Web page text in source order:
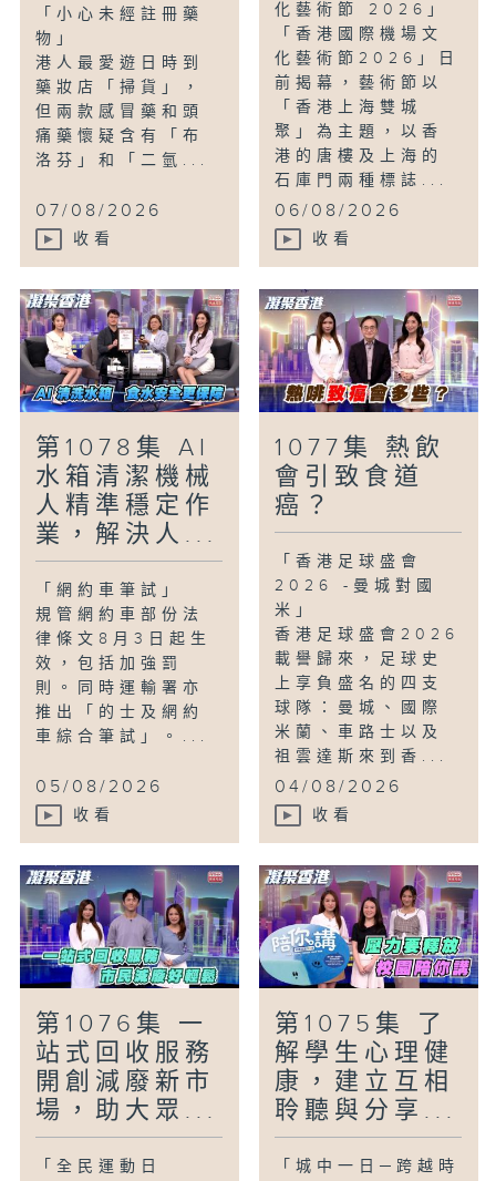
「小心未經註冊藥
物」
港人最愛遊日時到
藥妝店「掃貨」，
但兩款感冒藥和頭
痛藥懷疑含有「布
洛芬」和「二氫...
07/08/2026
收看
化藝術節 2026」
「香港國際機場文
化藝術節2026」日
前揭幕，藝術節以
「香港上海雙城
聚」為主題，以香
港的唐樓及上海的
石庫門兩種標誌...
06/08/2026
收看
第1078集 AI
水箱清潔機械
人精準穩定作
業，解決人...
「網約車筆試」
規管網約車部份法
律條文8月3日起生
效，包括加強罰
則。同時運輸署亦
推出「的士及網約
車綜合筆試」。...
05/08/2026
收看
1077集 熱飲
會引致食道
癌？
「香港足球盛會
2026 -曼城對國
米」
香港足球盛會2026
載譽歸來，足球史
上享負盛名的四支
球隊：曼城、國際
米蘭、車路士以及
祖雲達斯來到香...
04/08/2026
收看
第1076集 一
站式回收服務
開創減廢新市
場，助大眾...
「全民運動日
第1075集 了
解學生心理健
康，建立互相
聆聽與分享...
「城中一日─跨越時